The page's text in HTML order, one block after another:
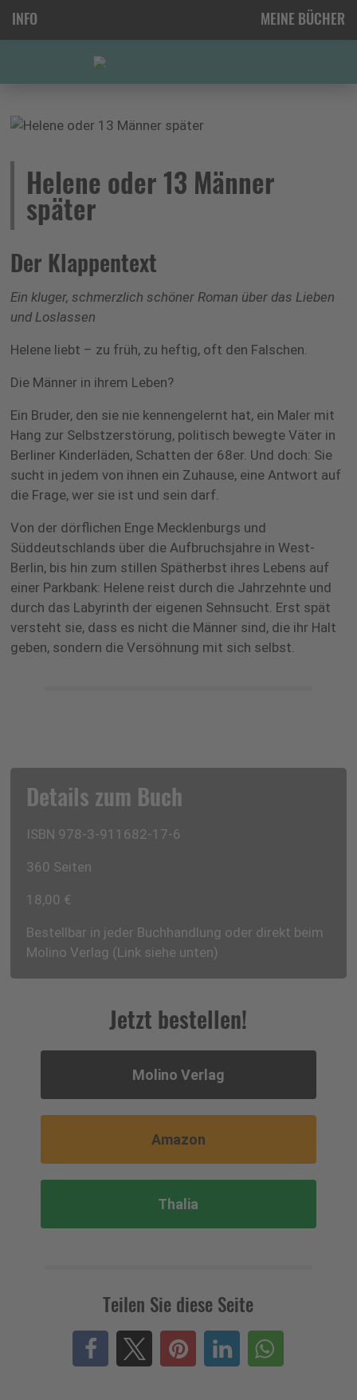
Helene oder 13 Männer
später
Der Klappentext
Ein kluger, schmerzlich schöner Roman über das Lieben
und Loslassen
Helene liebt – zu früh, zu heftig, oft den Falschen.
Die Männer in ihrem Leben?
Ein Bruder, den sie nie kennengelernt hat, ein Maler mit
Hang zur Selbstzerstörung, politisch bewegte Väter in
Berliner Kinderläden, Schatten der 68er. Und doch: Sie
sucht in jedem von ihnen ein Zuhause, eine Antwort auf
die Frage, wer sie ist und sein darf.
Von der dörflichen Enge Mecklenburgs und
Süddeutschlands über die Aufbruchsjahre in West-
Berlin, bis hin zum stillen Spätherbst ihres Lebens auf
einer Parkbank: Helene reist durch die Jahrzehnte und
durch das Labyrinth der eigenen Sehnsucht. Erst spät
versteht sie, dass es nicht die Männer sind, die ihr Halt
geben, sondern die Versöhnung mit sich selbst.
Details zum Buch
ISBN 978-3-911682-17-6
360 Seiten
18,00 €
Bestellbar in jeder Buchhandlung oder direkt beim
Molino Verlag (Link siehe unten)
Jetzt bestellen!
Molino Verlag
Amazon
Thalia
Teilen Sie diese Seite
INFO MEINE BÜCHER